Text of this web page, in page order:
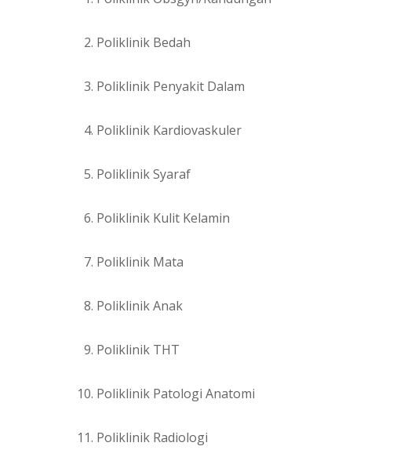
Poliklinik Bedah
Poliklinik Penyakit Dalam
Poliklinik Kardiovaskuler
Poliklinik Syaraf
Poliklinik Kulit Kelamin
Poliklinik Mata
Poliklinik Anak
Poliklinik THT
Poliklinik Patologi Anatomi
Poliklinik Radiologi